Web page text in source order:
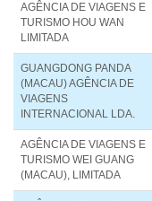
AGÊNCIA DE VIAGENS E
TURISMO HOU WAN
LIMITADA
GUANGDONG PANDA
(MACAU) AGÊNCIA DE
VIAGENS
INTERNACIONAL LDA.
AGÊNCIA DE VIAGENS E
TURISMO WEI GUANG
(MACAU), LIMITADA